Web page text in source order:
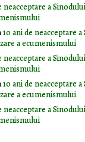
neacceptare a
10 ani de neacceptare
a ecumenismului
neacceptare a
10 ani de neacceptare
a ecumenismului
neacceptare a